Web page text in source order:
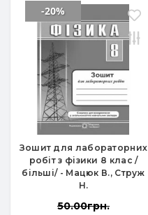
Зошит для лабораторних
робіт з фізики 8 клас /
більші/ - Мацюк В., Струж
Н.
-20%
50.00грн.